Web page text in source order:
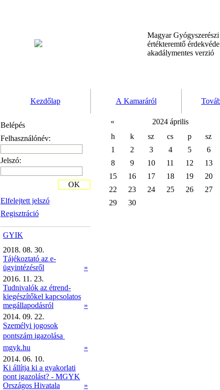
Magyar
értékteremtő
akadálymentes verzió
Kezdőlap A Kamaráról
Belépés
Felhasználónév:
Jelszó:
Elfelejtett jelszó
Regisztráció
OK
GYIK
2018. 08. 30.
Tájékoztató az e-
ügyintézésről
»
2016. 11. 23.
Tudnivalók az étrend-
kiegészítőkel kapcsolatos
megállapodásról
»
2014. 09. 22.
Személyi jogosok
pontszám igazolása 
mgyk.hu
»
2014. 06. 10.
Ki állítja ki a gyakorlati
pont igazolást? - MGYK
Országos Hivatala
»
«
2024 április
h
k sz cs p
sz
1
2 3 4 5
6
8
9 10 11 12
13
15
16 17 18 19
20
22
23 24 25 26
27
29
30